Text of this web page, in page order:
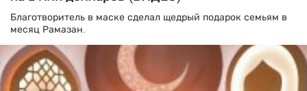
Благотворитель в маске сделал щедрый подарок семьям в
месяц Рамазан.